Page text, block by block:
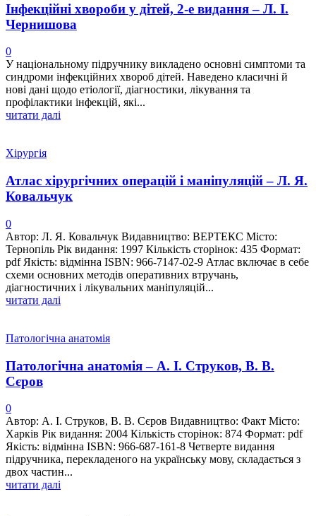
Інфекційні хвороби у дітей, 2-е видання – Л. І.
Чернишова
0
У національному підручнику викладено основні симптоми та
синдроми інфекційних хвороб дітей. Наведено класичні й
нові дані щодо етіології, діагностики, лікування та
профілактики інфекцій, які...
читати далі
Хірургія
Атлас хірургічних операцій і маніпуляцій – Л. Я.
Ковальчук
0
Автор: Л. Я. Ковальчук Видавництво: ВЕРТЕКС Місто:
Тернопіль Рік видання: 1997 Кількість сторінок: 435 Формат:
pdf Якість: відмінна ISBN: 966-7147-02-9 Атлас включає в себе
схеми основних методів оперативних втручань,
діагностичних і лікувальних маніпуляцій...
читати далі
Патологічна анатомія
Патологічна анатомія – А. І. Струков, В. В.
Сєров
0
Автор: А. І. Струков, В. В. Сєров Видавництво: Факт Місто:
Харків Рік видання: 2004 Кількість сторінок: 874 Формат: pdf
Якість: відмінна ISBN: 966-687-161-8 Четверте видання
підручника, перекладеного на українську мову, складається з
двох частин...
читати далі